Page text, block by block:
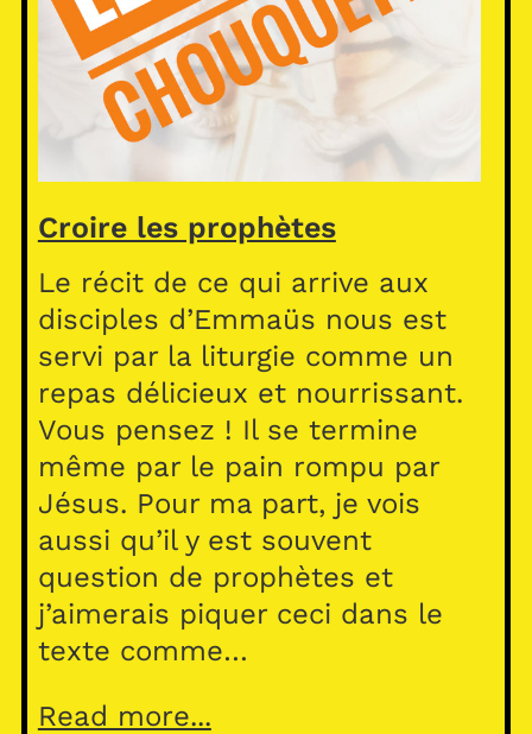
Croire les prophètes
Le récit de ce qui arrive aux
disciples d’Emmaüs nous est
servi par la liturgie comme un
repas délicieux et nourrissant.
Vous pensez ! Il se termine
même par le pain rompu par
Jésus. Pour ma part, je vois
aussi qu’il y est souvent
question de prophètes et
j’aimerais piquer ceci dans le
texte comme…
Read more...